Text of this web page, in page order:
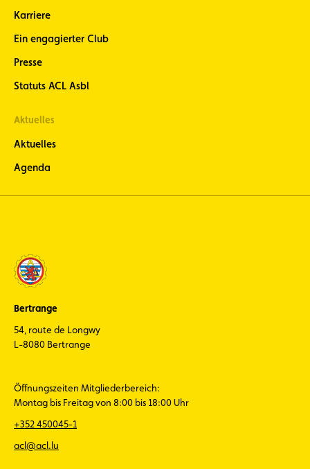
Karriere
Ein engagierter Club
Presse
Statuts ACL Asbl
Aktuelles
Aktuelles
Agenda
Bertrange
54, route de Longwy
L-8080 Bertrange
Öffnungszeiten Mitgliederbereich:
Montag bis Freitag von 8:00 bis 18:00 Uhr
+352 450045-1
acl@acl.lu